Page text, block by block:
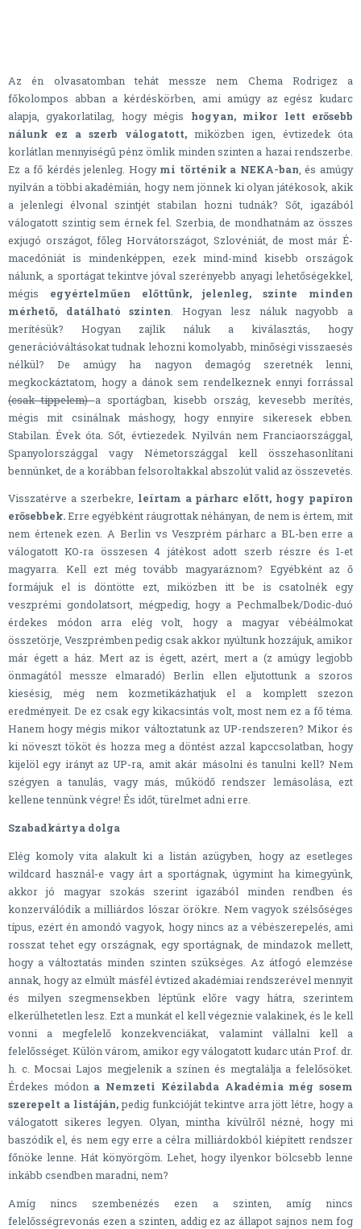
Az én olvasatomban tehát messze nem Chema Rodrigez a
főkolompos abban a kérdéskörben, ami amúgy az egész kudarc
alapja, gyakorlatilag, hogy mégis hogyan, mikor lett erősebb
nálunk ez a szerb válogatott, miközben igen, évtizedek óta
korlátlan mennyiségű pénz ömlik minden szinten a hazai rendszerbe.
Ez a fő kérdés jelenleg. Hogymi történik a NEKA-ban , és amúgy
nyilván a többi akadémián, hogy nem jönnek ki olyan játékosok, akik
a jelenlegi élvonal szintjét stabilan hozni tudnák? Sőt, igazából
válogatott szintig sem érnek fel. Szerbia, de mondhatnám az összes
exjugó országot, főleg Horvátországot, Szlovéniát, de most már É-
macedóniát is mindenképpen, ezek mind-mind kisebb országok
nálunk, a sportágat tekintve jóval szerényebb anyagi lehetőségekkel,
mégis egyértelműen előttünk, jelenleg, szinte minden
mérhető, datálható szinten . Hogyan lesz náluk nagyobb a
merítésük? Hogyan zajlik náluk a kiválasztás, hogy
generációváltásokat tudnak lehozni komolyabb, minőségi visszaesés
nélkül? De amúgy ha nagyon demagóg szeretnék lenni,
megkockáztatom, hogy a dánok sem rendelkeznek ennyi forrással
(csak tippelem)a sportágban, kisebb ország, kevesebb merítés,
mégis mit csinálnak máshogy, hogy ennyire sikeresek ebben.
Stabilan. Évek óta. Sőt, évtiezedek. Nyilván nem Franciaországgal,
Spanyolországgal vagy Németországgal kell összehasonlítani
bennünket, de a korábban felsoroltakkal abszolút valid az összevetés.
Visszatérve a szerbekre, leírtam a párharc előtt, hogy papíron
erősebbek.Erre egyébként ráugrottak néhányan, de nem is értem, mit
nem értenek ezen. A Berlin vs Veszprém párharc a BL-ben erre a
válogatott KO-ra összesen 4 játékost adott szerb részre és 1-et
magyarra. Kell ezt még tovább magyaráznom? Egyébként az ő
formájuk el is döntötte ezt, miközben itt be is csatolnék egy
veszprémi gondolatsort, mégpedig, hogy a Pechmalbek/Dodic-duó
érdekes módon arra elég volt, hogy a magyar vébéálmokat
összetörje, Veszprémben pedig csak akkor nyúltunk hozzájuk, amikor
már égett a ház. Mert az is égett, azért, mert a (z amúgy legjobb
önmagától messze elmaradó) Berlin ellen eljutottunk a szoros
kiesésig, még nem kozmetikázhatjuk el a komplett szezon
eredményeit. De ez csak egy kikacsintás volt, most nem ez a fő téma.
Hanem hogy mégis mikor változtatunk az UP-rendszeren? Mikor és
ki növeszt tököt és hozza meg a döntést azzal kapccsolatban, hogy
kijelöl egy irányt az UP-ra, amit akár másolni és tanulni kell? Nem
szégyen a tanulás, vagy más, működő rendszer lemásolása, ezt
kellene tennünk végre! És időt, türelmet adni erre.
Szabadkártya dolga
Elég komoly vita alakult ki a listán azügyben, hogy az esetleges
wildcard használ-e vagy árt a sportágnak, úgymint ha kimegyünk,
akkor jó magyar szokás szerint igazából minden rendben és
konzerválódik a milliárdos lószar örökre. Nem vagyok szélsőséges
típus, ezért én amondó vagyok, hogy nincs az a vébészerepelés, ami
rosszat tehet egy országnak, egy sportágnak, de mindazok mellett,
hogy a változtatás minden szinten szükséges. Az átfogó elemzése
annak, hogy az elmúlt másfél évtized akadémiai rendszerével mennyit
és milyen szegmensekben léptünk előre vagy hátra, szerintem
elkerülhetetlen lesz. Ezt a munkát el kell végeznie valakinek, és le kell
vonni a megfelelő konzekvenciákat, valamint vállalni kell a
felelősséget. Külön várom, amikor egy válogatott kudarc után Prof. dr.
h. c. Mocsai Lajos megjelenik a színen és megtalálja a felelősöket.
Érdekes módon a Nemzeti Kézilabda Akadémia még sosem
szerepelt a listáján,pedig funkcióját tekintve arra jött létre, hogy a
válogatott sikeres legyen. Olyan, mintha kívülről nézné, hogy mi
baszódik el, és nem egy erre a célra milliárdokból kiépített rendszer
főnöke lenne. Hát könyörgöm. Lehet, hogy ilyenkor bölcsebb lenne
inkább csendben maradni, nem?
Amíg nincs szembenézés ezen a szinten, amíg nincs
felelősségrevonás ezen a szinten, addig ez az állapot sajnos nem fog